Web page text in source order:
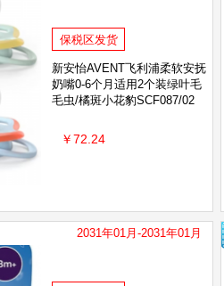
保税区发货
新安怡AVENT飞利浦柔软安抚
奶嘴0-6个月适用2个装绿叶毛
毛虫/橘斑小花豹SCF087/02
￥72.24
2031年01月-2031年01月